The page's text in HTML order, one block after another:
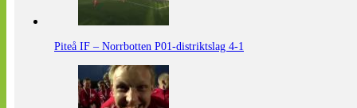
Piteå IF – Norrbotten P01-distriktslag 4-1